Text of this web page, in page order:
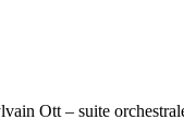
Ott – suite